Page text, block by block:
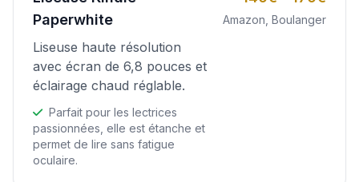
Paperwhite
Liseuse haute résolution
avec écran de 6,8 pouces et
éclairage chaud réglable.
Parfait pour les lectrices
passionnées, elle est étanche et
permet de lire sans fatigue
oculaire.
Amazon, Boulanger